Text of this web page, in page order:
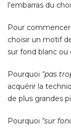
l'embarras du
Pour
choisir un motif
sur fond blanc ou
Pourquoi "pas
acquérir la
de plus grandes
Pourquoi "sur